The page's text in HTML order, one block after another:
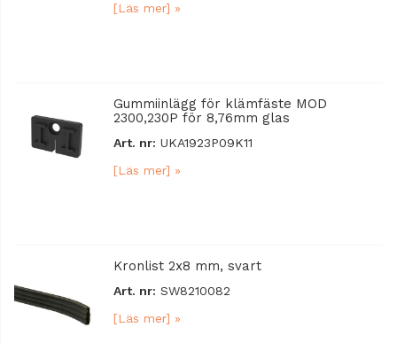
[Läs mer] »
Gummiinlägg för klämfäste MOD
2300,230P för 8,76mm glas
Art. nr: UKA1923P09K11
[Läs mer] »
Kronlist 2x8 mm, svart
Art. nr: SW8210082
[Läs mer] »